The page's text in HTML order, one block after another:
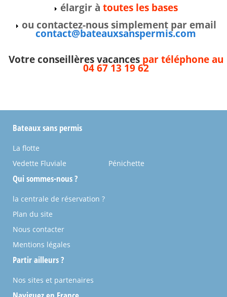
élargir à toutes les bases
ou contactez-nous simplement par email
contact@bateauxsanspermis.com
Votre conseillères vacances par téléphone au
04 67 13 19 62
Bateaux sans permis
La flotte
Vedette Fluviale
Pénichette
Qui sommes-nous ?
la centrale de réservation ?
Plan du site
Nous contacter
Mentions légales
Partir ailleurs ?
Nos sites et partenaires